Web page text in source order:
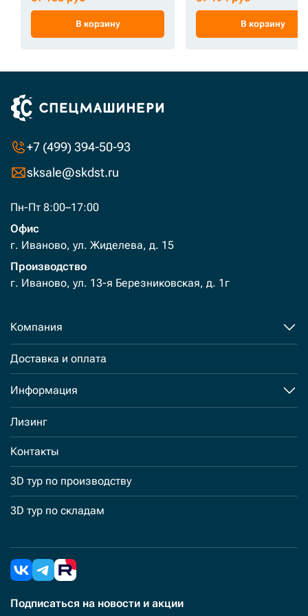
В корзину В корзину
+7 (499) 394-50-93
sksale@skdst.ru
Пн-Пт 8:00–17:00
Офис
г. Иваново, ул. Жиделева, д. 15
Производство
г. Иваново, ул. 13-я Березниковская, д. 1г
Компания
Доставка и оплата
Информация
Лизинг
Контакты
3D тур по производству
3D тур по складам
Подписаться на новости и акции